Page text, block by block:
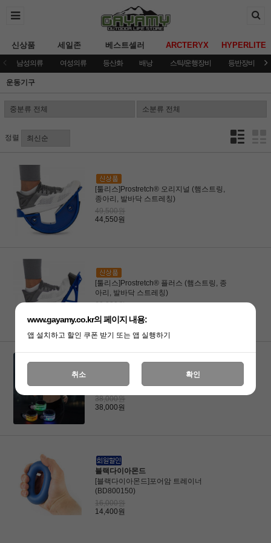
신상품 세일존 베스트셀러 ARCTERYX HYPERLITE
남성의류 여성의류 등산화 배낭 스틱/운행장비 등반장비
운동기구
정렬
[툴리스]Prostretch® 오리지널 (햄스트링,
종아리, 발바닥 스트레칭)
49,500원
44,550원
[툴리스]Prostretch® 플러스 (햄스트링, 종
아리, 발바닥 스트레칭)
60,000원
[넥스토치]야간 런닝 안전 멀티컬러 LED 팔
찌 UT51C
38,000원
38,000원
블랙다이아몬드
[블랙다이아몬드]포어암 트레이너
(BD800150)
16,000원
14,400원
www.gayamy.co.kr의 페이지 내용:
앱 설치하고 할인 쿠폰 받기 또는 앱 실행하기
취소 확인